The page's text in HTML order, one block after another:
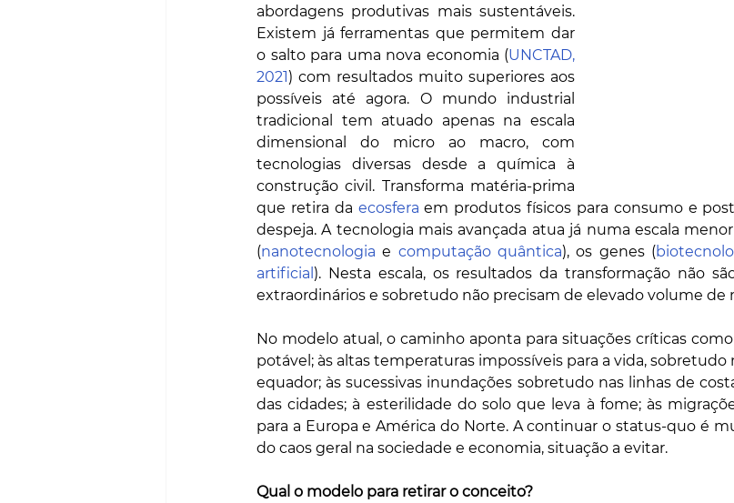
abordagens produtivas mais sustentáveis.
Existem já ferramentas que permitem dar
o salto para uma nova economia (UNCTAD,
2021) com resultados muito superiores aos
possíveis até agora. O mundo industrial
tradicional tem atuado apenas na escala
dimensional do micro ao macro, com
tecnologias diversas desde a química à
construção civil. Transforma matéria-prima
que retira da ecosfera em produtos físicos para consumo e
despeja. A tecnologia mais avançada atua já numa escala
(nanotecnologia e computação quântica), os genes (
artificial ). Nesta escala, os resultados da transformação não
extraordinários e sobretudo não precisam de elevado volume de
No modelo atual, o caminho aponta para situações críticas como
potável; às altas temperaturas impossíveis para a vida,
equador; às sucessivas inundações sobretudo nas linhas de
das cidades; à esterilidade do solo que leva à fome; às
para a Europa e América do Norte. A continuar o status-quo é
do caos geral na sociedade e economia, situação a evitar.
Qual o modelo para retirar o conceito?